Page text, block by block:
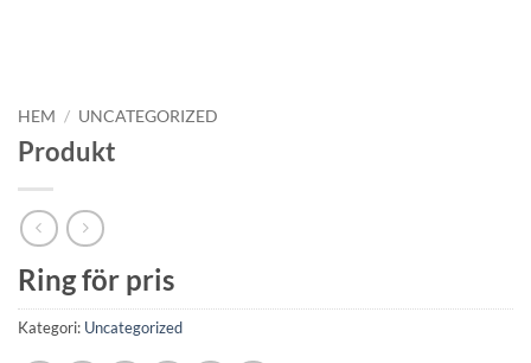
HEM / UNCATEGORIZED
Produkt
Ring för pris
Kategori: Uncategorized